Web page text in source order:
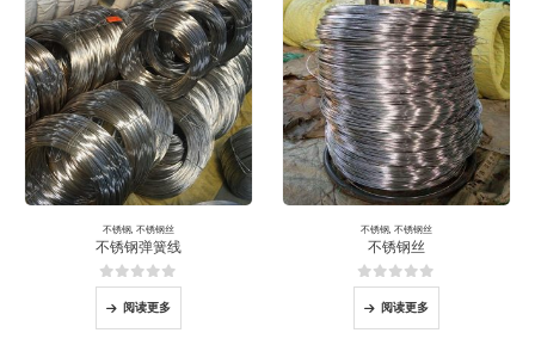
不锈钢, 不锈钢丝
不锈钢弹簧线
05分
阅读更多
不锈钢, 不锈钢丝
不锈钢丝
05分
阅读更多